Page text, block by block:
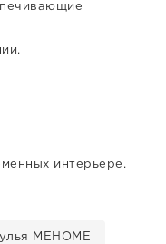
интерьере.
MEHOME